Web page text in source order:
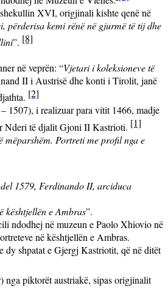
XVI, origjinali kishte qenë në
përderisa kemi rënë në gjurmë të tij dhe
”. [8]
në veprën: “Vjetari i koleksioneve të
II i Austrisë dhe konti i Tirolit, janë
[2]
1507), i realizuar para vitit 1466, madje
Nderi të djalit Gjoni II Kastrioti. [1]
Portreti me profil nga e
1579, Ferdinando II, arciduca
kështjellën e Ambras”.
ndodhej në muzeun e Paolo Xhiovio në
në kështjellën e Ambras.
dy shpatat e Gjergj Kastriotit, që në ditët
piktorët austriakë, sipas origjinalit